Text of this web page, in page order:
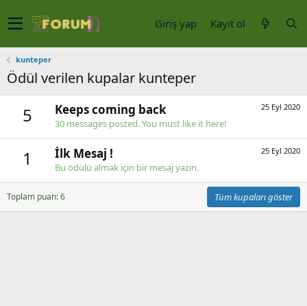
Giriş yap Kayıt ol
kunteper
Ödül verilen kupalar kunteper
5 25 Eyl 2020
Keeps coming back
30 messages posted. You must like it here!
1 25 Eyl 2020
İlk Mesaj !
Bu ödülü almak için bir mesaj yazın.
Toplam puan: 6 Tüm kupaları göster